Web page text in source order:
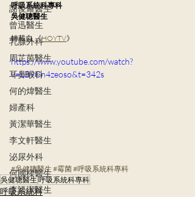
謝俊耀醫生
曾迅醫生
乳腺外科
周芷茵醫生
耳鼻喉科
何的煒醫生
婦產科
黃潔華醫生
李文軒醫生
泌尿外科
何國樑醫生
李語潔醫生
呼吸系統科專科
吳健聰醫生
轉載自 《HOYTV》
https://www.youtube.com/watch?
v=LB9Cn4zeoso&t=342s
#吳健聰醫生 #霉菌#呼吸系統科專科
吳健聰醫生 呼吸系統科專科
呼吸系統科